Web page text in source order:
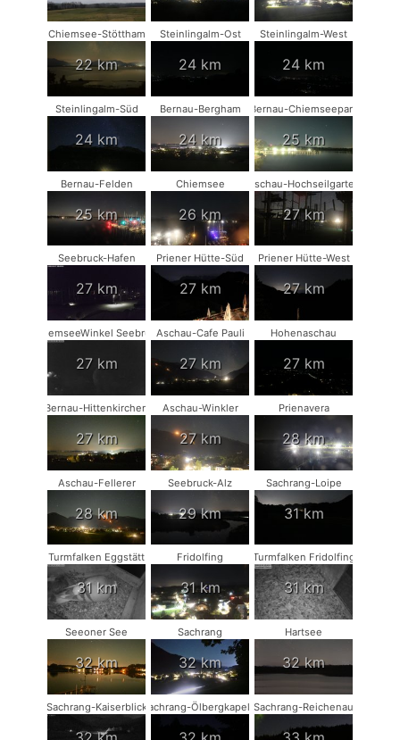
Chiemsee-Stöttham
22 km
Steinlingalm-Ost
24 km
Steinlingalm-West
24 km
Steinlingalm-Süd
24 km
Bernau-Bergham
24 km
Bernau-Chiemseepark
25 km
Bernau-Felden
25 km
Chiemsee
26 km
Aschau-Hochseilgarten
27 km
Seebruck-Hafen
27 km
Priener Hütte-Süd
27 km
Priener Hütte-West
27 km
ChiemseeWinkel Seebruck
27 km
Aschau-Cafe Pauli
27 km
Hohenaschau
27 km
Bernau-Hittenkirchen
27 km
Aschau-Winkler
27 km
Prienavera
28 km
Aschau-Fellerer
28 km
Seebruck-Alz
29 km
Sachrang-Loipe
31 km
Turmfalken Eggstätt
31 km
Fridolfing
31 km
Turmfalken Fridolfing
31 km
Seeoner See
32 km
Sachrang
32 km
Hartsee
32 km
Sachrang-KaiserblickSachrang-ÖlbergkapelleSachrang-Reichenau